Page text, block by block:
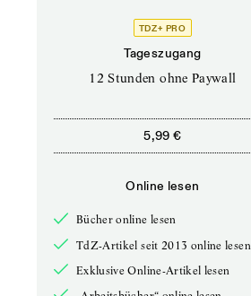
TDZ+ PRO
Tageszugang
12 Stunden ohne Paywall
5,99 €
Online lesen
Bücher online lesen
TdZ-Artikel seit 2013 online lesen
Exklusive Online-Artikel lesen